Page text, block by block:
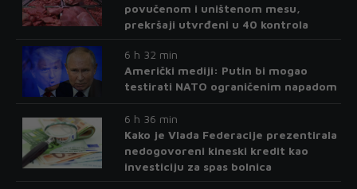
povučenom i uništenom mesu,
prekršaji utvrđeni u 40 kontrola
6 h 32 min
Američki mediji: Putin bi mogao
testirati NATO ograničenim napadom
6 h 36 min
Kako je Vlada Federacije prezentirala
nedogovoreni kineski kredit kao
investiciju za spas bolnica